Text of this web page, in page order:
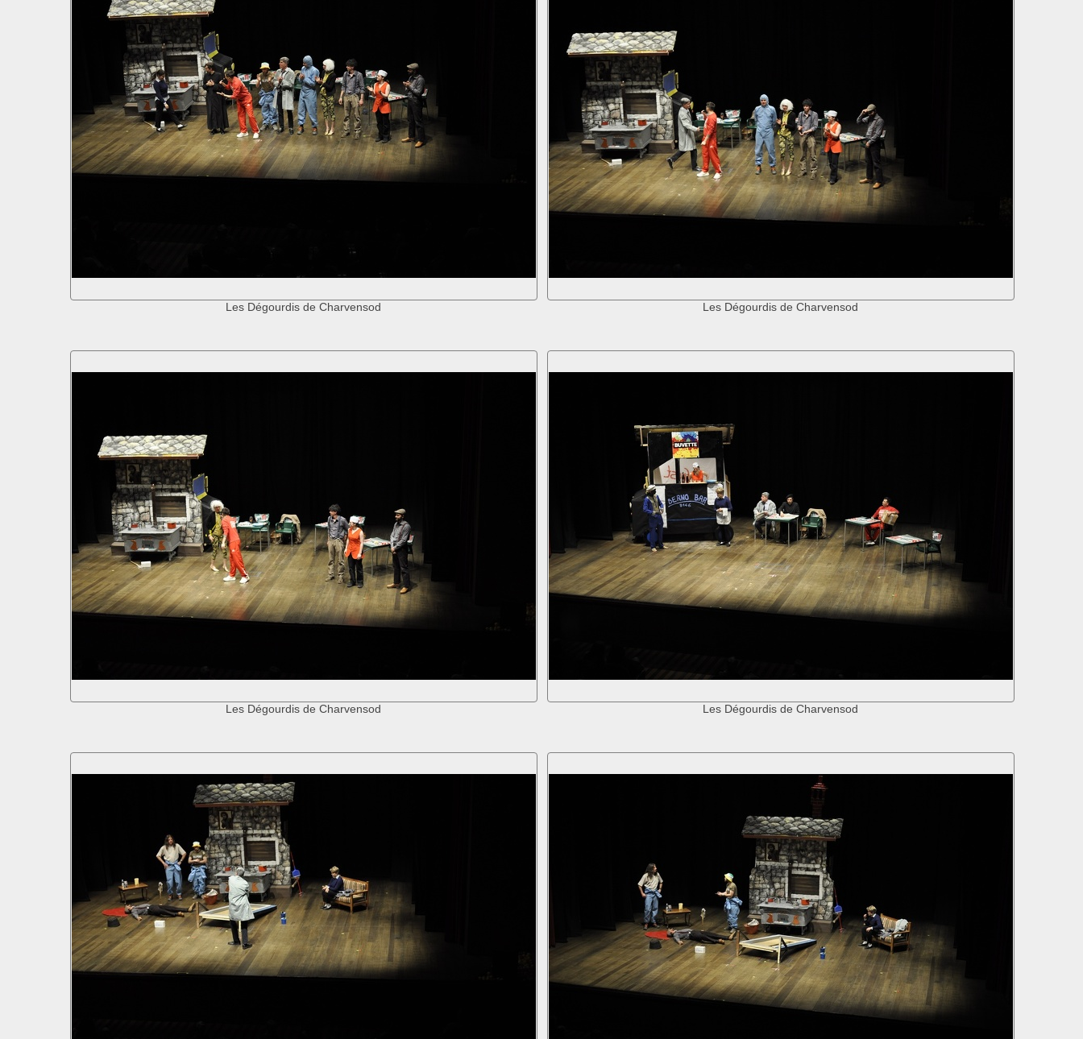
Les Dégourdis de Charvensod Les Dégourdis de Charvensod
Les Dégourdis de Charvensod Les Dégourdis de Charvensod